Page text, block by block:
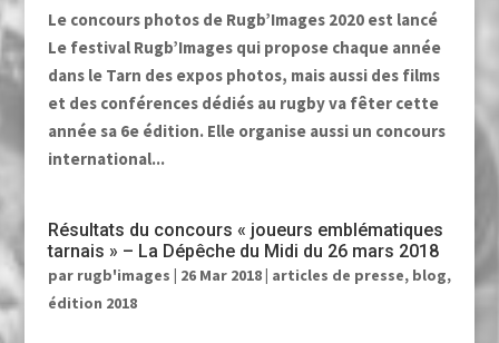
Le concours photos de Rugb’Images 2020 est lancé
Le festival Rugb’Images qui propose chaque année
dans le Tarn des expos photos, mais aussi des films
et des conférences dédiés au rugby va fêter cette
année sa 6e édition. Elle organise aussi un concours
international...
Résultats du concours « joueurs emblématiques
tarnais » – La Dépêche du Midi du 26 mars 2018
par rugb'images | 26 Mar 2018| articles de presse, blog,
édition 2018